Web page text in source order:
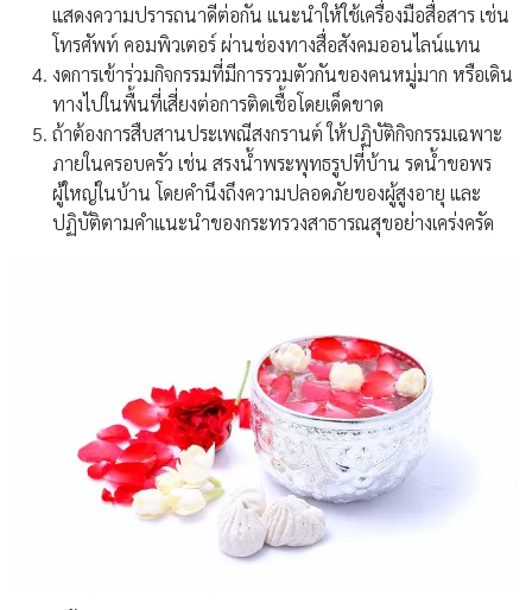
แสดงความปรารถนาดีต่อกัน แนะนำให้ใช้เครื่องมือสื่อสาร เช่น
โทรศัพท์ คอมพิวเตอร์ ผ่านช่องทางสื่อสังคมออนไลน์แทน
งดการเข้าร่วมกิจกรรมที่มีการรวมตัวกันของคนหมู่มาก หรือเดิน
ทางไปในพื้นที่เสี่ยงต่อการติดเชื้อโดยเด็ดขาด
ถ้าต้องการสืบสานประเพณีสงกรานต์ ให้ปฏิบัติกิจกรรมเฉพาะ
ภายในครอบครัว เช่น สรงน้ำพระพุทธรูปที่บ้าน รดน้ำขอพร
ผู้ใหญ่ในบ้าน โดยคำนึงถึงความปลอดภัยของผู้สูงอายุ และ
ปฏิบัติตามคำแนะนำของกระทรวงสาธารณสุขอย่างเคร่งครัด